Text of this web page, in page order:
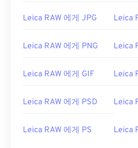
Leica RAW 에게 JPG Leica
Leica RAW 에게 PNG Leica
Leica RAW 에게 GIF Leica
Leica RAW 에게 PSD Leica
Leica RAW 에게 PS Leica